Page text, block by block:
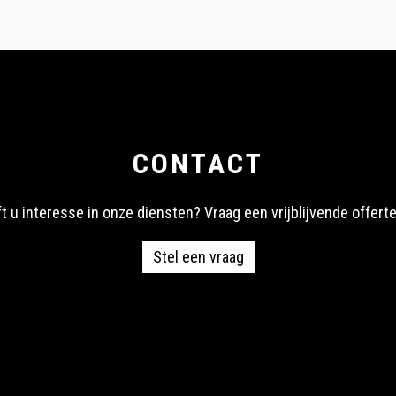
CONTACT
u interesse in onze diensten? Vraag een vrijblijvende
Stel een vraag